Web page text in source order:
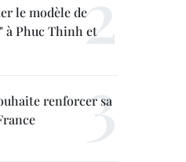
le modèle de
à Phuc Thinh et
renforcer sa